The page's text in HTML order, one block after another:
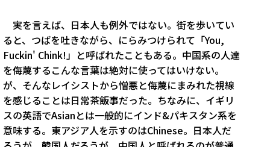
実を言えば、日本人も例外ではない。街を歩いてい
ると、つばを吐きながら、にらみつけられて「You,
Fuckin' Chink!」と呼ばれたこともある。中国系の人達
を侮蔑するこんな言葉は絶対に使ってはいけない。
が、そんなレイシストから憎悪と侮蔑にまみれた視線
を感じることは日常茶飯事だった。ちなみに、イギリ
スの英語でAsianとは一般的にインド&パキスタン系を
意味する。東アジア人を示すのはChinese。日本人だ